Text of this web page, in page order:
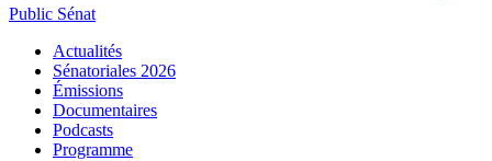
Public Sénat
Actualités
Sénatoriales 2026
Émissions
Documentaires
Podcasts
Programme